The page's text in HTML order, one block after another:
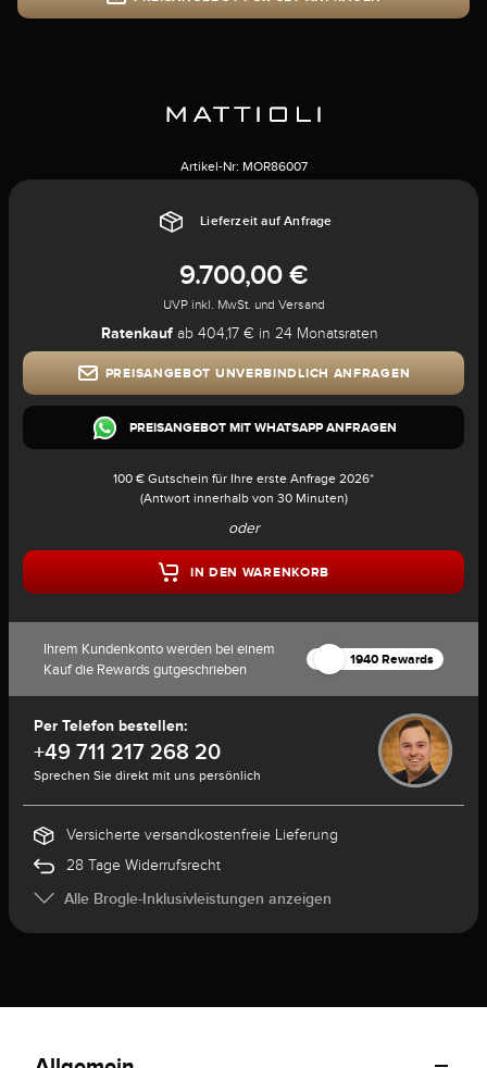
Artikel-Nr: MOR86007
Lieferzeit auf Anfrage
9.700,00 €
UVP inkl. MwSt. und Versand
Ratenkaufab 404,17 € in 24 Monatsraten
PREISANGEBOT UNVERBINDLICH ANFRAGEN
PREISANGEBOT MIT WHATSAPP ANFRAGEN
100 € Gutschein für Ihre erste Anfrage 2026*
(Antwort innerhalb von 30 Minuten)
oder
IN DEN WARENKORB
Ihrem Kundenkonto werden bei einem
Kauf die Rewards gutgeschrieben
1940 Rewards
Per Telefon bestellen:
+49 711 217 268 20
Sprechen Sie direkt mit uns persönlich
Versicherte versandkostenfreie Lieferung
28 Tage Widerrufsrecht
Alle Brogle-Inklusivleistungen anzeigen